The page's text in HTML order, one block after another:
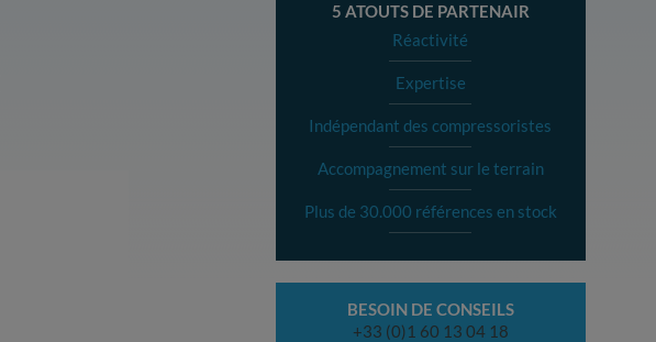
5 ATOUTS DE PARTENAIR
Réactivité
Expertise
Indépendant des compressoristes
Accompagnement sur le terrain
Plus de 30.000 références en stock
BESOIN DE CONSEILS
+33 (0)1 60 13 04 18